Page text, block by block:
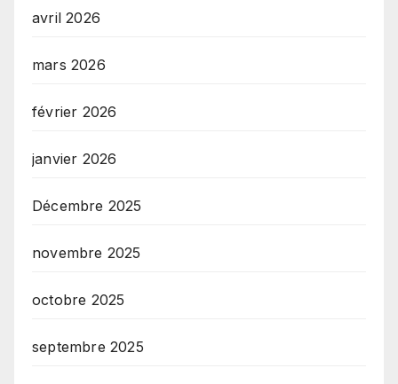
avril 2026
mars 2026
février 2026
janvier 2026
Décembre 2025
novembre 2025
octobre 2025
septembre 2025